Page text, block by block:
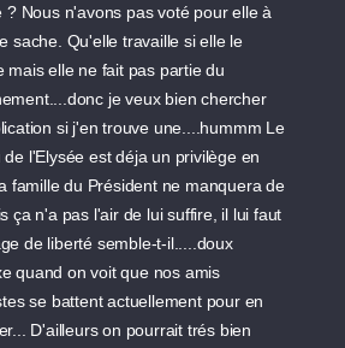
? Nous n'avons pas voté pour elle à
sache. Qu'elle travaille si elle le
mais elle ne fait pas partie du
je veux bien chercher
si j'en trouve une....hummm Le
de l'Elysée est déja un privilège en
famille du Président ne manquera de
ça n'a pas l'air de lui suffire, il lui faut
de liberté semble-t-il.....doux
quand on voit que nos amis
se battent actuellement pour en
D'ailleurs on pourrait trés bien